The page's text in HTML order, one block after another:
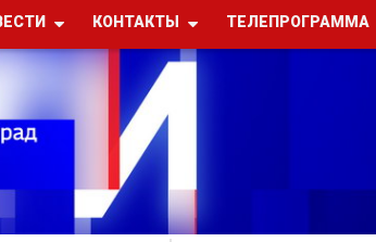
КОНТАКТЫ ТЕЛЕПРОГРАММА